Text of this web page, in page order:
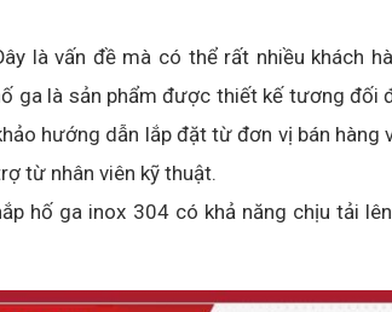
là vấn đề mà có thể rất nhiều khách
ga là sản phẩm được thiết kế tương đối
hướng dẫn lắp đặt từ đơn vị bán hàng
từ nhân viên kỹ thuật.
hố ga inox 304 có khả năng chịu tải